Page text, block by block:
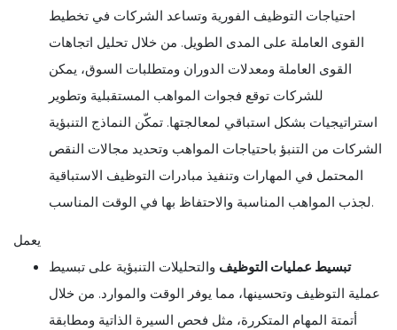
احتياجات التوظيف الفورية وتساعد الشركات في تخطيط
القوى العاملة على المدى الطويل. من خلال تحليل اتجاهات
القوى العاملة ومعدلات الدوران ومتطلبات السوق، يمكن
للشركات توقع فجوات المواهب المستقبلية وتطوير
استراتيجيات بشكل استباقي لمعالجتها. تمكّن النماذج التنبؤية
الشركات من التنبؤ باحتياجات المواهب وتحديد مجالات النقص
المحتمل في المهارات وتنفيذ مبادرات التوظيف الاستباقية
لجذب المواهب المناسبة والاحتفاظ بها في الوقت المناسب.
يعمل
تبسيط عمليات التوظيف والتحليلات التنبؤية على تبسيط
عملية التوظيف وتحسينها، مما يوفر الوقت والموارد. من خلال
أتمتة المهام المتكررة، مثل فحص السيرة الذاتية ومطابقة